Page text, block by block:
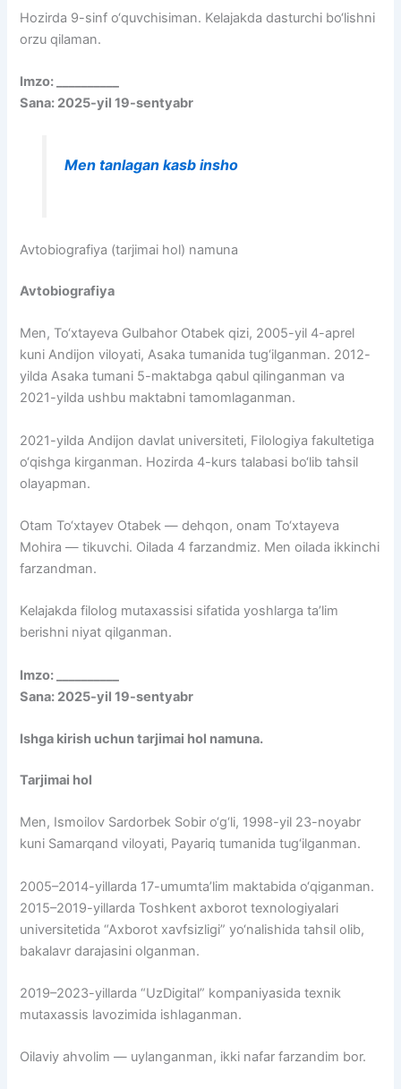
Hozirda 9-sinf o‘quvchisiman. Kelajakda dasturchi bo‘lishni
orzu qilaman.
Imzo: __________
Sana: 2025-yil 19-sentyabr
Men tanlagan kasb insho
Avtobiografiya (tarjimai hol) namuna
Avtobiografiya
Men, To‘xtayeva Gulbahor Otabek qizi, 2005-yil 4-aprel
kuni Andijon viloyati, Asaka tumanida tug‘ilganman. 2012-
yilda Asaka tumani 5-maktabga qabul qilinganman va
2021-yilda ushbu maktabni tamomlaganman.
2021-yilda Andijon davlat universiteti, Filologiya fakultetiga
o‘qishga kirganman. Hozirda 4-kurs talabasi bo‘lib tahsil
olayapman.
Otam To‘xtayev Otabek — dehqon, onam To‘xtayeva
Mohira — tikuvchi. Oilada 4 farzandmiz. Men oilada ikkinchi
farzandman.
Kelajakda filolog mutaxassisi sifatida yoshlarga ta’lim
berishni niyat qilganman.
Imzo: __________
Sana: 2025-yil 19-sentyabr
Ishga kirish uchun tarjimai hol namuna.
Tarjimai hol
Men, Ismoilov Sardorbek Sobir o‘g‘li, 1998-yil 23-noyabr
kuni Samarqand viloyati, Payariq tumanida tug‘ilganman.
2005–2014-yillarda 17-umumta’lim maktabida o‘qiganman.
2015–2019-yillarda Toshkent axborot texnologiyalari
universitetida “Axborot xavfsizligi” yo‘nalishida tahsil olib,
bakalavr darajasini olganman.
2019–2023-yillarda “UzDigital” kompaniyasida texnik
mutaxassis lavozimida ishlaganman.
Oilaviy ahvolim — uylanganman, ikki nafar farzandim bor.